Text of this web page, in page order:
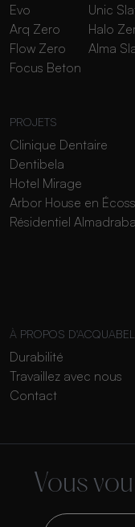
Evo
Arq Zero
Flow Zero
Focus Beton
Unic
Halo
Alma
PROJETS
Clinique Dentaire
Dentibela
Hotel Mirage
Arbor House en
Résidentiel Almadraba
À PROPOS
Durabilité
Travaillez avec nous
Contact
Vous